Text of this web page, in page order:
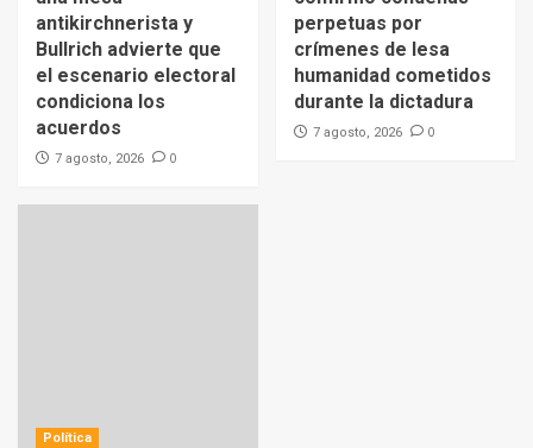
antikirchnerista y
Bullrich advierte que
el escenario electoral
condiciona los
acuerdos
7 agosto, 2026 0
perpetuas por
crímenes de lesa
humanidad cometidos
durante la dictadura
7 agosto, 2026 0
Política